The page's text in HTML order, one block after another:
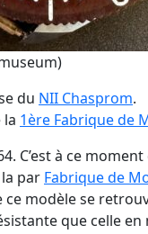
du NII Chasprom.
la 1ère Fabrique de
C’est à ce
par Fabrique de
ce modèle se
que celle